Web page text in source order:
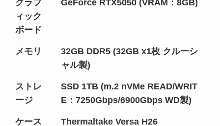
グラフ
ィック
ボード
GeForce RTX5050 (VRAM：8GB)
メモリ
32GB DDR5 (32GB x1枚 クルーシ
ャル製)
ストレ
ージ
SSD 1TB (m.2 nVMe READ/WRIT
E：7250Gbps/6900Gbps WD製)
ケース Thermaltake Versa H26